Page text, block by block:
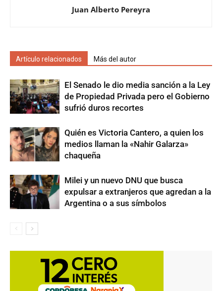
Juan Alberto Pereyra
Artículo relacionados Más del autor
El Senado le dio media sanción a la Ley
de Propiedad Privada pero el Gobierno
sufrió duros recortes
Quién es Victoria Cantero, a quien los
medios llaman la «Nahir Galarza»
chaqueña
Milei y un nuevo DNU que busca
expulsar a extranjeros que agredan a la
Argentina o a sus símbolos